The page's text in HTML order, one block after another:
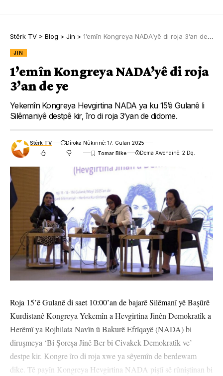
Stêrk TV > Blog > Jin > 1’emîn Kongreya NADA’yê di roja 3’an de ye
JIN
1’emîn Kongreya NADA’yê di roja
3’an de ye
Yekemîn Kongreya Hevgirtina NADA ya ku 15’ê Gulanê li
Silêmaniyê destpê kir, îro di roja 3’yan de didome.
Stêrk TV
Dîroka Nûkirinê: 17. Gulan 2025
Dema Xwendinê: 2 Dq.
Roja 15’ê Gulanê di saet 10:00’an de bajarê Silêmanî yê Başûrê
Kurdistanê Kongreya Yekemîn a Hevgirtina Jinên Demokratîk a
Herêmî ya Rojhilata Navîn û Bakurê Efrîqayê (NADA) bi
diruşmeya ‘Bi Şoreşa Jinê Ber bi Civakek Demokratîk ve’
destpe kir. Kongre îro di roja xwe ya sêyemîn de berdewam
dike. Tê payîn Kongreya Hevgirtina NADA piştî sê rûniştinan bi